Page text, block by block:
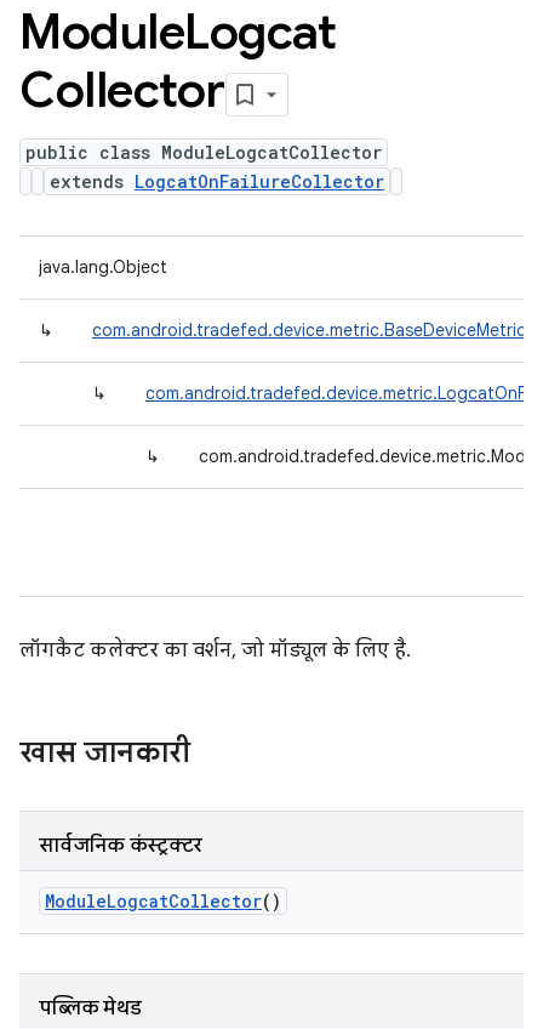
ModuleLogcat
Collector
public class ModuleLogcatCollector
extends LogcatOnFailureCollector
java.lang.Object
↳
↳
↳
लॉगकैट कलेक्टर का वर्शन, जो मॉड्यूल के लिए है.
खास जानकारी
सार्वजनिक कंस्ट्रक्टर
ModuleLogcatCollector()
पब्लिक मेथड